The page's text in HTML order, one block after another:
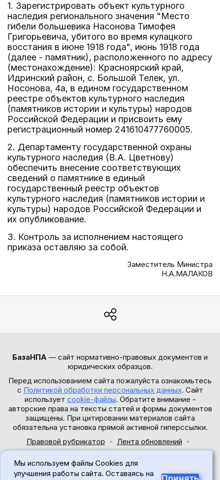
1. Зарегистрировать объект культурного
наследия регионального значения "Место
гибели большевика Насонова Тимофея
Григорьевича, убитого во время кулацкого
восстания в июне 1918 года", июнь 1918 года
(далее - памятник), расположенного по адресу
(местонахождение): Красноярский край,
Идринский район, с. Большой Телек, ул.
Носонова, 4а, в едином государственном
реестре объектов культурного наследия
(памятников истории и культуры) народов
Российской Федерации и присвоить ему
регистрационный номер 241610477760005.
2. Департаменту государственной охраны
культурного наследия (В.А. Цветнову)
обеспечить внесение соответствующих
сведений о памятнике в единый
государственный реестр объектов
культурного наследия (памятников истории и
культуры) народов Российской Федерации и
их опубликование.
3. Контроль за исполнением настоящего
приказа оставляю за собой.
Заместитель Министра
Н.А.МАЛАКОВ
БазаНПА — сайт нормативно-правовых документов и
юридических образцов.
Перед использованием сайта пожалуйста ознакомьтесь
с Политикой обработки персональных данных. Сайт
использует cookie-файлы. Обратите внимание -
авторские права на тексты статей и формы документов
защищены. При цитировании материалов сайта
обязательна установка прямой активной гиперссылки.
Правовой рубрикатор
Лента обновлений
© 2017-2026
Мы используем файлы Cookies для
улучшения работы сайта. Оставаясь на